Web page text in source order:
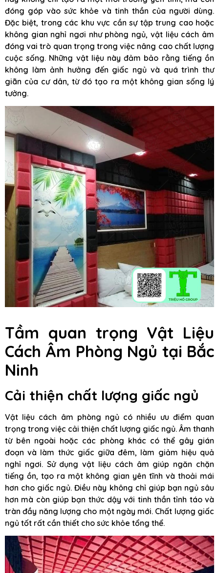
đóng góp vào sức khỏe và tinh thần của người dùng.
Đặc biệt, trong các khu vực cần sự tập trung cao hoặc
không gian nghỉ ngơi như phòng ngủ, vật liệu cách âm
đóng vai trò quan trọng trong việc nâng cao chất lượng
cuộc sống. Những vật liệu này đảm bảo rằng tiếng ồn
không làm ảnh hưởng đến giấc ngủ và quá trình thư
giãn của cư dân, từ đó tạo ra một không gian sống lý
tưởng.
Tầm quan trọng Vật Liệu
Cách Âm Phòng Ngủ tại Bắc
Ninh
Cải thiện chất lượng giấc ngủ
Vật liệu cách âm phòng ngủ có nhiều ưu điểm quan
trọng trong việc cải thiện chất lượng giấc ngủ. Âm thanh
từ bên ngoài hoặc các phòng khác có thể gây gián
đoạn và làm thức giấc giữa đêm, làm giảm hiệu quả
nghỉ ngơi. Sử dụng vật liệu cách âm giúp ngăn chặn
tiếng ồn, tạo ra một không gian yên tĩnh và thoải mái
hơn cho giấc ngủ. Điều này không chỉ giúp bạn ngủ sâu
hơn mà còn giúp bạn thức dậy với tinh thần tỉnh táo và
tràn đầy năng lượng cho một ngày mới. Chất lượng giấc
ngủ tốt rất cần thiết cho sức khỏe tổng thể.